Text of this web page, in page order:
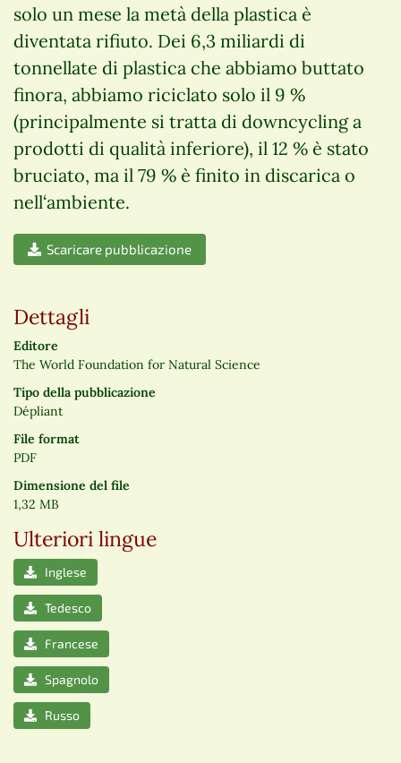
solo un mese la metà della plastica è
diventata rifiuto. Dei 6,3 miliardi di
tonnellate di plastica che abbiamo buttato
finora, abbiamo riciclato solo il 9 %
(principalmente si tratta di downcycling a
prodotti di qualità inferiore), il 12 % è stato
bruciato, ma il 79 % è finito in discarica o
nell‘ambiente.
Scaricare pubblicazione
Dettagli
Editore
The World Foundation for Natural Science
Tipo della pubblicazione
Dépliant
File format
PDF
Dimensione del file
1,32 MB
Ulteriori lingue
Inglese
Tedesco
Francese
Spagnolo
Russo